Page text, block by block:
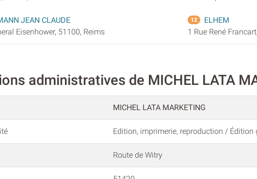
JEAN CLAUDE
Eisenhower, 51100, Reims
12
ELHEM
1 Rue René
administratives de MICHEL LATA
MICHEL LATA MARKETING
Edition, imprimerie, reproduction / Édition
Route de Witry